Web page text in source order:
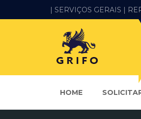
| SERVIÇOS GERAIS |
HOME